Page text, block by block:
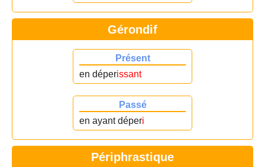
Gérondif
Présent
en déperissant
Passé
en ayant déperi
Périphrastique